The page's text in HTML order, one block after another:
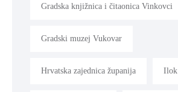
Gradska knjižnica i čitaonica Vinkovci
Gradski muzej Vukovar
Hrvatska zajednica županija Ilok